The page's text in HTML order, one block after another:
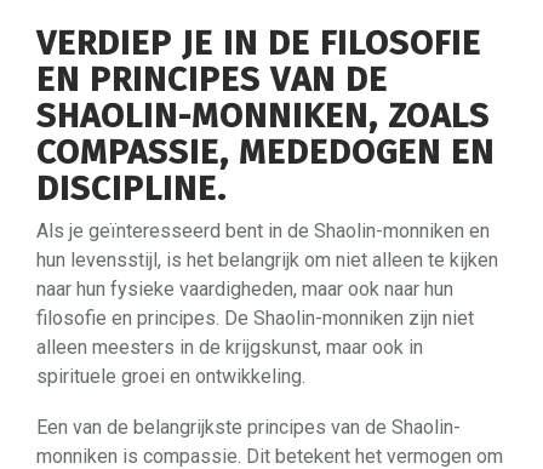
VERDIEP JE IN DE FILOSOFIE
EN PRINCIPES VAN DE
SHAOLIN-MONNIKEN, ZOALS
COMPASSIE, MEDEDOGEN EN
DISCIPLINE.
Als je geïnteresseerd bent in de Shaolin-monniken en
hun levensstijl, is het belangrijk om niet alleen te kijken
naar hun fysieke vaardigheden, maar ook naar hun
filosofie en principes. De Shaolin-monniken zijn niet
alleen meesters in de krijgskunst, maar ook in
spirituele groei en ontwikkeling.
Een van de belangrijkste principes van de Shaolin-
monniken is compassie. Dit betekent het vermogen om